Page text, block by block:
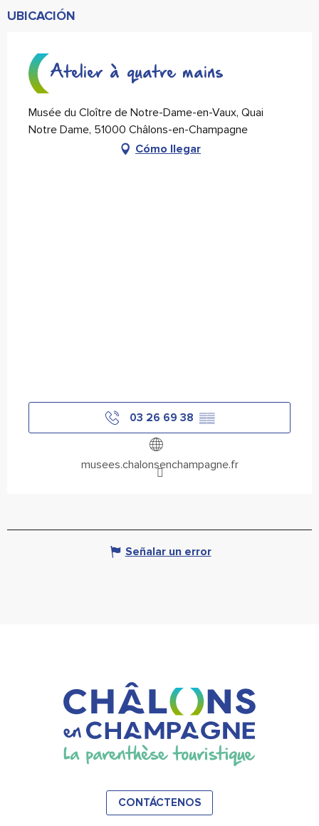
UBICACIÓN
Atelier à quatre mains
Musée du Cloître de Notre-Dame-en-Vaux, Quai
Notre Dame, 51000 Châlons-en-Champagne
Cómo llegar
03 26 69 38 ▒▒
musees.chalonsenchampagne.fr
Señalar un error
CONTÁCTENOS